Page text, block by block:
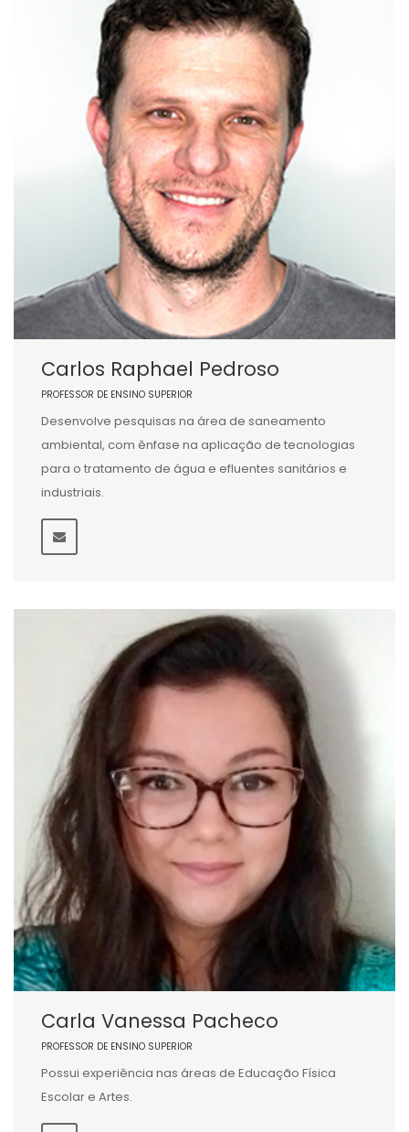
Carlos Raphael Pedroso
PROFESSOR DE ENSINO SUPERIOR
Desenvolve pesquisas na área de saneamento
ambiental, com ênfase na aplicação de tecnologias
para o tratamento de água e efluentes sanitários e
industriais.
Carla Vanessa Pacheco
PROFESSOR DE ENSINO SUPERIOR
Possui experiência nas áreas de Educação Física
Escolar e Artes.